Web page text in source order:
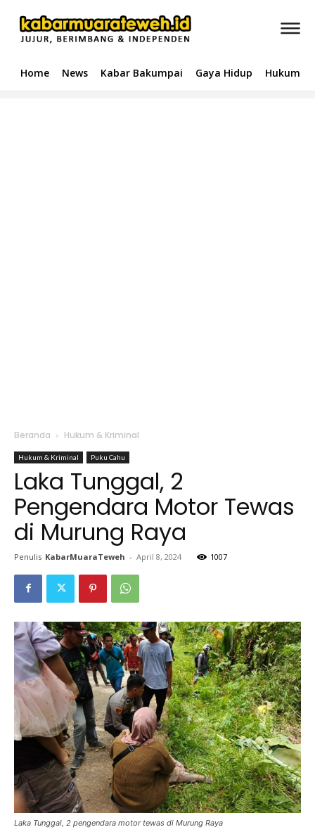
Home News Kabar Bakumpai Gaya Hidup Hukum &
Beranda Hukum & Kriminal
Hukum & Kriminal Puku Cahu
Laka Tunggal, 2
Pengendara Motor Tewas
di Murung Raya
Penulis KabarMuaraTeweh - April 8, 2024 1007
Laka Tunggal, 2 pengendara motor tewas di Murung Raya